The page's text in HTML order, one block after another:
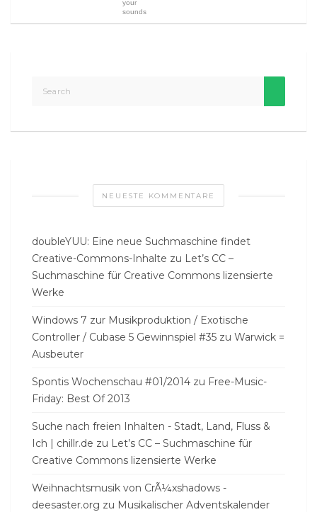
your
sounds
NEUESTE KOMMENTARE
doubleYUU: Eine neue Suchmaschine findet
Creative-Commons-Inhalte zu Let’s CC –
Suchmaschine für Creative Commons lizensierte
Werke
Windows 7 zur Musikproduktion / Exotische
Controller / Cubase 5 Gewinnspiel #35 zu Warwick =
Ausbeuter
Spontis Wochenschau #01/2014 zu Free-Music-
Friday: Best Of 2013
Suche nach freien Inhalten - Stadt, Land, Fluss &
Ich | chillr.de zu Let’s CC – Suchmaschine für
Creative Commons lizensierte Werke
Weihnachtsmusik von CrÃ¼xshadows -
deesaster.org zu Musikalischer Adventskalender